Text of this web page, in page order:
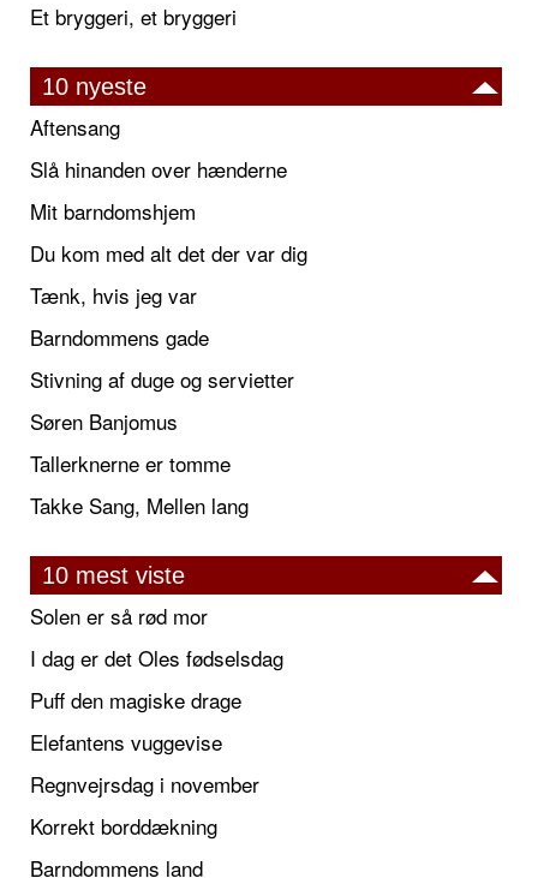
Et bryggeri, et bryggeri
10 nyeste
Aftensang
Slå hinanden over hænderne
Mit barndomshjem
Du kom med alt det der var dig
Tænk, hvis jeg var
Barndommens gade
Stivning af duge og servietter
Søren Banjomus
Tallerknerne er tomme
Takke Sang, Mellen lang
10 mest viste
Solen er så rød mor
I dag er det Oles fødselsdag
Puff den magiske drage
Elefantens vuggevise
Regnvejrsdag i november
Korrekt borddækning
Barndommens land